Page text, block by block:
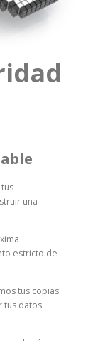
una
estricto de
tus copias
tus datos